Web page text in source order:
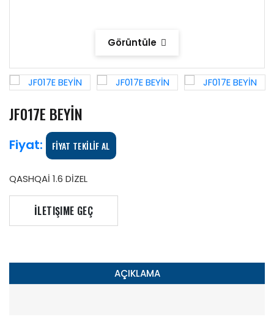
Görüntüle
JF017E BEYİN
Fiyat: FİYAT TEKİLİF AL
QASHQAİ 1.6 DİZEL
İLETIŞIME GEÇ
AÇIKLAMA